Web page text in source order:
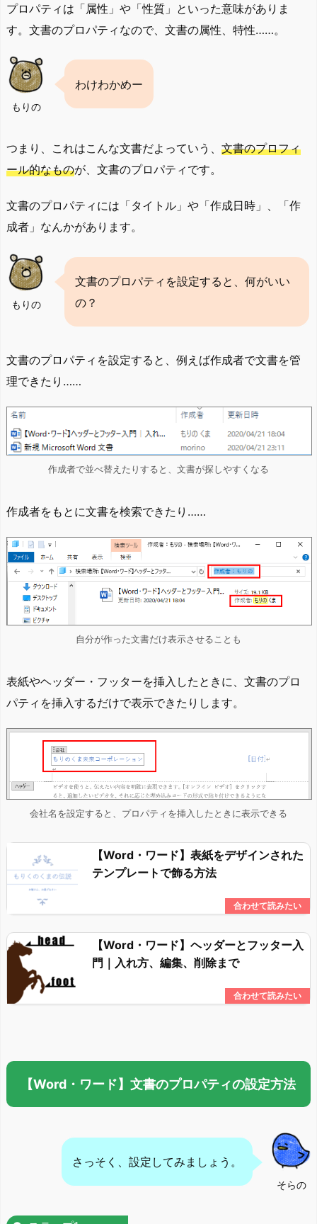
プロパティは「属性」や「性質」といった意味がありま
す。文書のプロパティなので、文書の属性、特性……。
もりの
わけわかめー
つまり、これはこんな文書だよっていう、 文書のプロフィ
ール的なものが、文書のプロパティです。
文書のプロパティには「タイトル」や「作成日時」、「作
成者」なんかがあります。
もりの
文書のプロパティを設定すると、何がいい
の？
文書のプロパティを設定すると、例えば作成者で文書を管
理できたり……
作成者で並べ替えたりすると、文書が探しやすくなる
作成者をもとに文書を検索できたり……
自分が作った文書だけ表示させることも
表紙やヘッダー・フッターを挿入したときに、文書のプロ
パティを挿入するだけで表示できたりします。
会社名を設定すると、プロパティを挿入したときに表示できる
【Word・ワード】表紙をデザインされた
テンプレートで飾る方法
【Word・ワード】ヘッダーとフッター入
門｜入れ方、編集、削除まで
【Word・ワード】文書のプロパティの設定方法
そらの
さっそく、設定してみましょう。